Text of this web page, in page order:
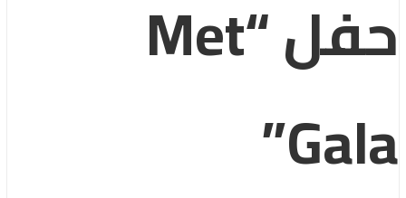
حفل “Met
Gala”